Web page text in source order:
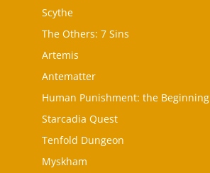
Scythe
The Others: 7 Sins
Artemis
Antematter
Human Punishment: the Beginning
Starcadia Quest
Tenfold Dungeon
Myskham